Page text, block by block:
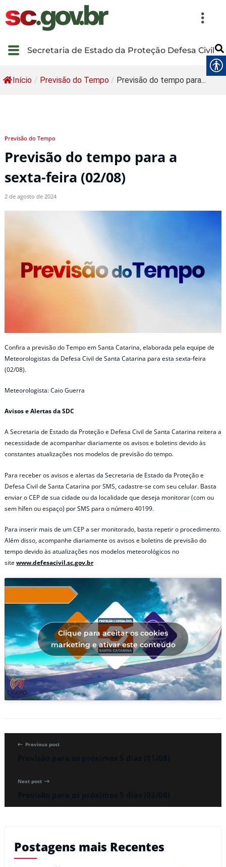
Secretaria de Estado da Proteção Defesa Civil
Início / Previsão do Tempo / Previsão do tempo para...
Previsão do Tempo
Previsão do tempo para a
sexta-feira (02/08)
2 de agosto de 2024
Confira a previsão do Tempo em Santa Catarina, elaborada pela equipe de
Meteorologistas da Defesa Civil de Santa Catarina para esta sexta-feira
(02/08).
Meteorologista: Caio Guerra
Avisos e Alertas da SDC
A Secretaria de Estado da Proteção e Defesa Civil de Santa Catarina reitera a
necessidade de acompanhar diariamente os avisos e boletins devido às
constantes atualizações nos modelos de previsão do tempo.
Para receber os avisos e alertas da Secretaria de Estado da Proteção e
Defesa Civil de Santa Catarina por SMS, cadastre-se com seu celular. Basta
enviar o CEP de sua cidade ou da localidade que deseja monitorar (com ou
sem hífen ou espaço) por SMS para o número 40199.
Para inserir mais de um CEP a ser monitorado, basta repetir o procedimento.
Além disso, acompanhe diariamente os avisos e boletins de previsão do
tempo devido às atualizações nos modelos meteorológicos no
sitewww.defesacivil.sc.gov.br
Clique para aceitar os cookies
marketing e ativar este conteúdo
Previous post
Next post
Postagens mais Recentes